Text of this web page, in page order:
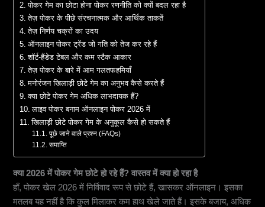
पोकर गेम का छोटा होना पोकर रणनीति को क्यों बदल रहा है
तेज़ पोकर के पीछे संरचनात्मक और आर्थिक ताकतें
तेज़ निर्णय चक्रों का उदय
ऑनलाइन पोकर ट्रेंड जो गति को तेज कर रहे हैं
शॉर्ट-हैंडेड टेबल और कम स्टैक आकार
तेज़ पोकर के बारे में आम गलतफहमियाँ
मनोरंजन खिलाड़ी छोटे गेम का अनुभव कैसे करते हैं
क्या छोटे पोकर गेम अधिक लाभदायक हैं?
लाइव पोकर बनाम ऑनलाइन पोकर 2026 में
खिलाड़ी छोटे पोकर गेम के अनुकूल कैसे हो सकते हैं
पूछे जाने वाले प्रश्न (FAQs)
समाप्ति
क्या 2026 में पोकर गेम छोटे हो रहे हैं? वास्तव में क्या हो रहा है
हाँ, पोकर खेल 2026 में निर्विवाद रूप से छोटे हैं, खासकर ऑनलाइन। इसका
मतलब यह नहीं है कि कुल मिलाकर कम हाथ खेले जाते हैं। इसके बजाय, अधिक